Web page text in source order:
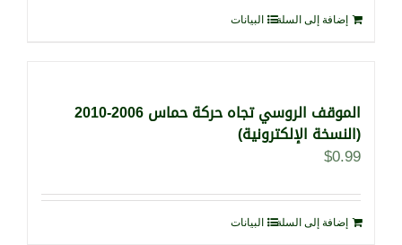
إضافة إلى السلة البيانات
الموقف الروسي تجاه حركة حماس 2006-2010
(النسخة الإلكترونية)
$0.99
إضافة إلى السلة البيانات